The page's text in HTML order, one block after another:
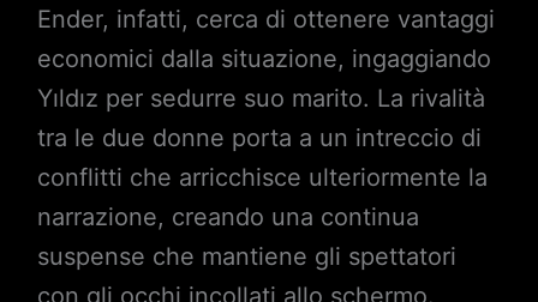
Ender, infatti, cerca di ottenere vantaggi
economici dalla situazione, ingaggiando
Yıldız per sedurre suo marito. La rivalità
tra le due donne porta a un intreccio di
conflitti che arricchisce ulteriormente la
narrazione, creando una continua
suspense che mantiene gli spettatori
con gli occhi incollati allo schermo.